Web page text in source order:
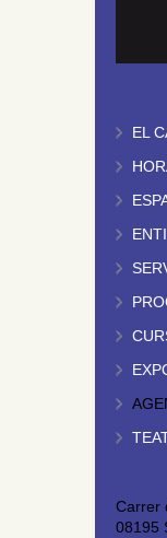
EL
Carrer
08195